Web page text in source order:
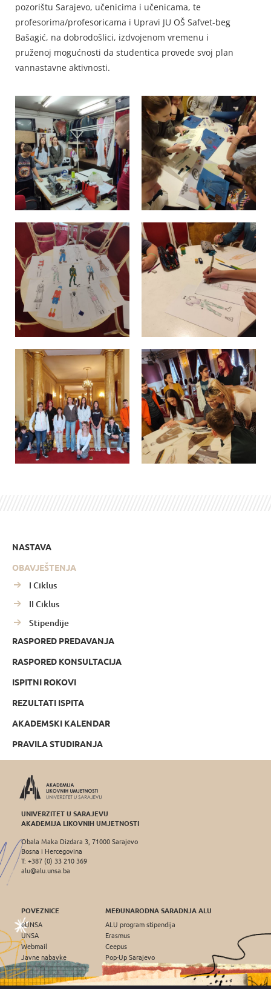
pozorištu Sarajevo, učenicima i učenicama, te
profesorima/profesoricama i Upravi JU OŠ Safvet-beg
Bašagić, na dobrodošlici, izdvojenom vremenu i
pruženoj mogućnosti da studentica provede svoj plan
vannastavne aktivnosti.
NASTAVA
OBAVJEŠTENJA
I Ciklus
II Ciklus
Stipendije
RASPORED PREDAVANJA
RASPORED KONSULTACIJA
ISPITNI ROKOVI
REZULTATI ISPITA
AKADEMSKI KALENDAR
PRAVILA STUDIRANJA
UNIVERZITET U SARAJEVU
AKADEMIJA LIKOVNIH UMJETNOSTI
Obala Maka Dizdara 3, 71000 Sarajevo
Bosna i Hercegovina
T: +387 (0) 33 210 369
alu@alu.unsa.ba
POVEZNICE
eUNSA
UNSA
Webmail
Javne nabavke
MEĐUNARODNA SARADNJA ALU
ALU program stipendija
Erasmus
Ceepus
Pop-Up Sarajevo